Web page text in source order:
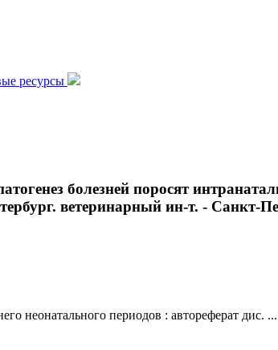
ресурсы
болезней поросят
ветеринарный ин-т. - Санкт-
неонатального периодов : автореферат дис.